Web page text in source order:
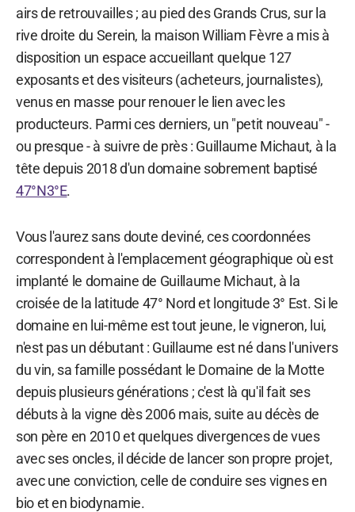
airs de retrouvailles ; au pied des Grands Crus, sur la
rive droite du Serein, la maison William Fèvre a mis à
disposition un espace accueillant quelque 127
exposants et des visiteurs (acheteurs, journalistes),
venus en masse pour renouer le lien avec les
producteurs. Parmi ces derniers, un "petit nouveau" -
ou presque - à suivre de près : Guillaume Michaut, à la
tête depuis 2018 d'un domaine sobrement baptisé
47°N3°E.
Vous l'aurez sans doute deviné, ces coordonnées
correspondent à l'emplacement géographique où est
implanté le domaine de Guillaume Michaut, à la
croisée de la latitude 47° Nord et longitude 3° Est. Si le
domaine en lui-même est tout jeune, le vigneron, lui,
n'est pas un débutant : Guillaume est né dans l'univers
du vin, sa famille possédant le Domaine de la Motte
depuis plusieurs générations ; c'est là qu'il fait ses
débuts à la vigne dès 2006 mais, suite au décès de
son père en 2010 et quelques divergences de vues
avec ses oncles, il décide de lancer son propre projet,
avec une conviction, celle de conduire ses vignes en
bio et en biodynamie.